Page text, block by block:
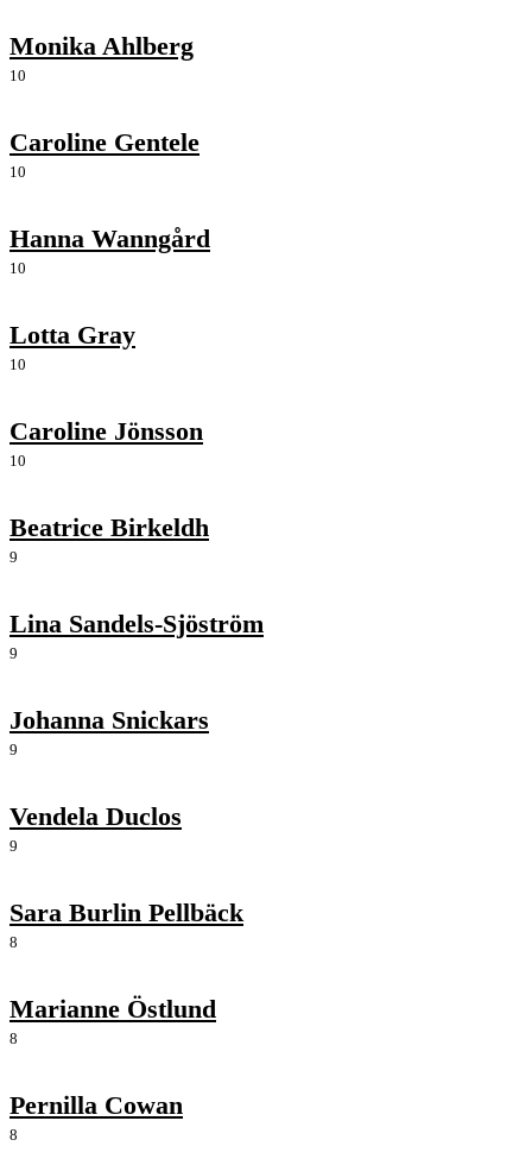
Monika Ahlberg
10
Caroline Gentele
10
Hanna Wanngård
10
Lotta Gray
10
Caroline Jönsson
10
Beatrice Birkeldh
9
Lina Sandels-Sjöström
9
Johanna Snickars
9
Vendela Duclos
9
Sara Burlin Pellbäck
8
Marianne Östlund
8
Pernilla Cowan
8